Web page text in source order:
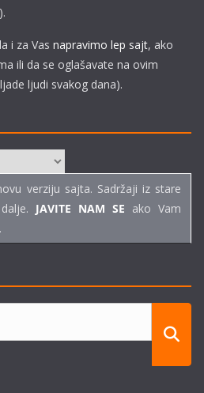
i za Vas napravimo lep sajt, ako
ili da se oglašavate na ovim
ljudi svakog dana).
verziju sajta. Sadržaji iz stare
JAVITE NAM SE ako Vam